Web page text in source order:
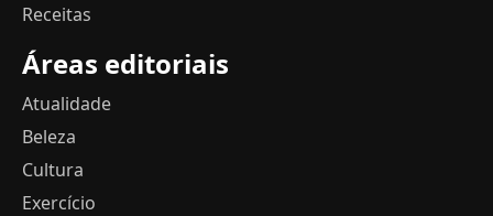
Receitas
Áreas editoriais
Atualidade
Beleza
Cultura
Exercício